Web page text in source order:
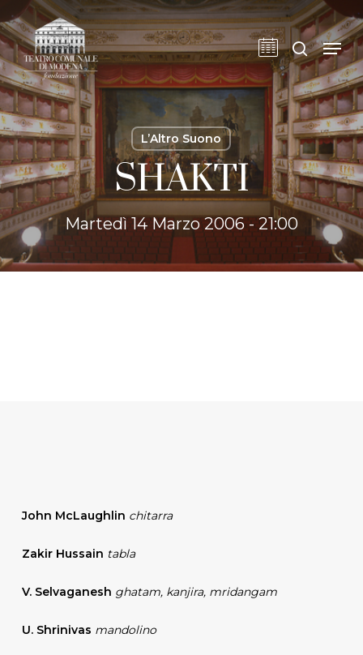
to
main
content
cerca
L’Altro Suono
SHAKTI
Martedì 14 Marzo 2006 - 21:00
John McLaughlin chitarra
Zakir Hussain tabla
V. Selvaganesh ghatam, kanjira, mridangam
U. Shrinivas mandolino